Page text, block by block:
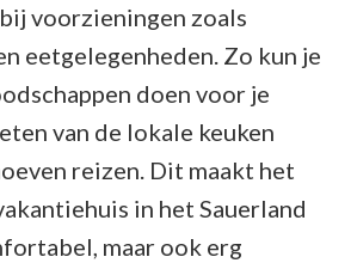
voorzieningen zoals
eetgelegenheden. Zo kun je
doen voor je
van de lokale keuken
reizen. Dit maakt het
in het Sauerland
maar ook erg